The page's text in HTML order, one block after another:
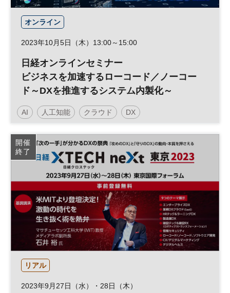
オンライン
2023年10月5日（木）13:00～15:00
日経オンラインセミナー
ビジネスを加速するローコード／ノーコー
ド～DXを推進するシステム内製化～
AI 人工知能 クラウド DX
日経オンラインセミナー
開催
終了
リアル
2023年9月27日（水）・28日（木）